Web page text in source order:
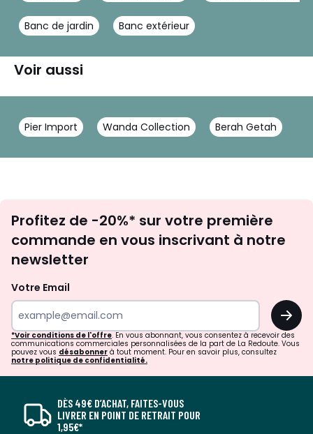
Banc de jardin Banc extérieur
Voir aussi
Pier Import Wanda Collection Berah Getah
newsletter
Profitez de -20%* sur votre première
commande en vous inscrivant à notre
newsletter
Votre Email
OK
*Voir conditions de l'offre. En vous abonnant, vous consentez à recevoir des
communications commerciales personnalisées de la part de La Redoute. Vous
pouvez vous désabonner à tout moment. Pour en savoir plus, consultez
notre politique de confidentialité.
DÈS 49€ D’ACHAT, FAITES-VOUS
LIVRER EN POINT DE RETRAIT POUR
1,95€*